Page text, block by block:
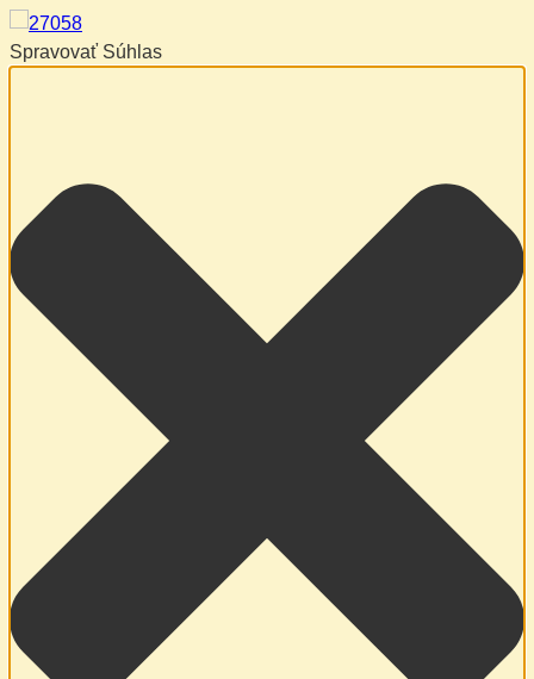
Spravovať Súhlas